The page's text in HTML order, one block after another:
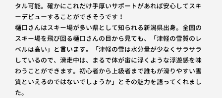
タル可能。確かにこれだけ手厚いサポートがあれば安心してスキ
ーデビューすることができそうです！
樋口さんはスキー場が多い県として知られる新潟県出身。全国の
スキー場を飛び回る樋口さんの目から見ても、「津軽の雪質のレ
ベルは高い」と言います。「津軽の雪は水分量が少なくサラサラ
しているので、滑走中は、まるで体が宙に浮くような浮遊感を味
わうことができます。初心者から上級者まで誰もが滑りやすい雪
質といえるのではないでしょうか」とその魅力を語ってくれまし
た。